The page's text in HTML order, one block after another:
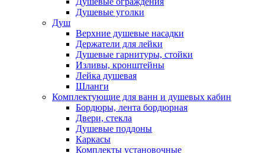
Душевые уголки
Душ
Верхние душевые насадки
Держатели для лейки
Душевые гарнитуры, стойки
Изливы, кронштейны
Лейка душевая
Шланги
Комплектующие для ванн и душевых кабин
Бордюры, лента бордюрная
Двери, стекла
Душевые поддоны
Каркасы
Комплекты установочные